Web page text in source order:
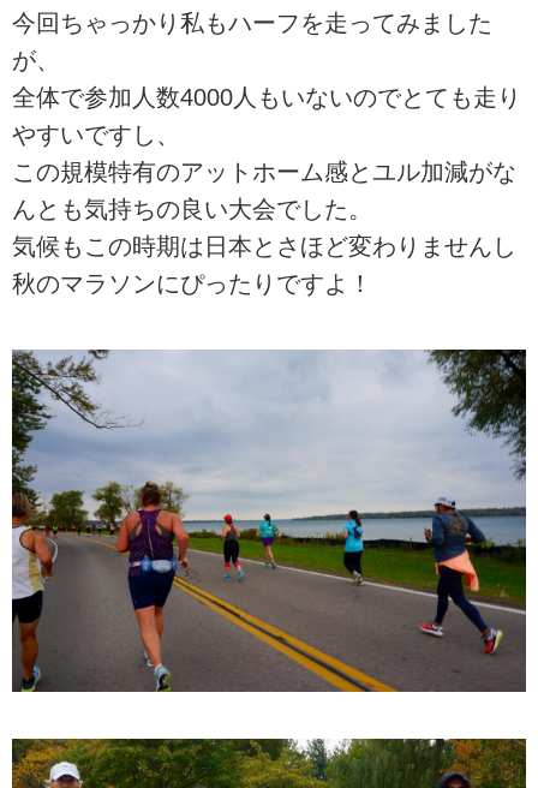
今回ちゃっかり私もハーフを走ってみました
が、
全体で参加人数4000人もいないのでとても走り
やすいですし、
この規模特有のアットホーム感とユル加減がな
んとも気持ちの良い大会でした。
気候もこの時期は日本とさほど変わりませんし
秋のマラソンにぴったりですよ！